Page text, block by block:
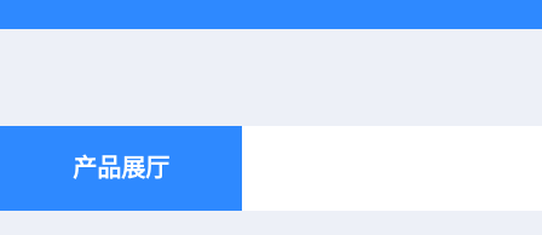
产品展厅